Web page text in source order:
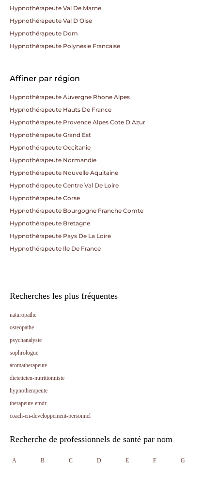
Hypnothérapeute Val De Marne
Hypnothérapeute Val D Oise
Hypnothérapeute Dom
Hypnothérapeute Polynesie Francaise
Affiner par région
Hypnothérapeute Auvergne Rhone Alpes
Hypnothérapeute Hauts De France
Hypnothérapeute Provence Alpes Cote D Azur
Hypnothérapeute Grand Est
Hypnothérapeute Occitanie
Hypnothérapeute Normandie
Hypnothérapeute Nouvelle Aquitaine
Hypnothérapeute Centre Val De Loire
Hypnothérapeute Corse
Hypnothérapeute Bourgogne Franche Comte
Hypnothérapeute Bretagne
Hypnothérapeute Pays De La Loire
Hypnothérapeute Ile De France
Recherches les plus fréquentes
naturopathe
osteopathe
psychanalyste
sophrologue
aromatherapeute
dieteticien-nutritionniste
hypnotherapeute
therapeute-emdr
coach-en-developpement-personnel
Recherche de professionnels de santé par nom
A B C D E F G